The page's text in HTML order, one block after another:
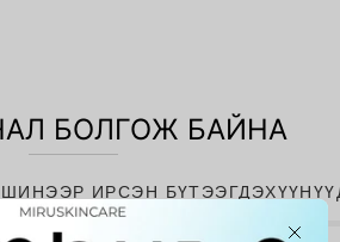
БОЛГОЖ БАЙНА
ШИНЭЭР ИРСЭН